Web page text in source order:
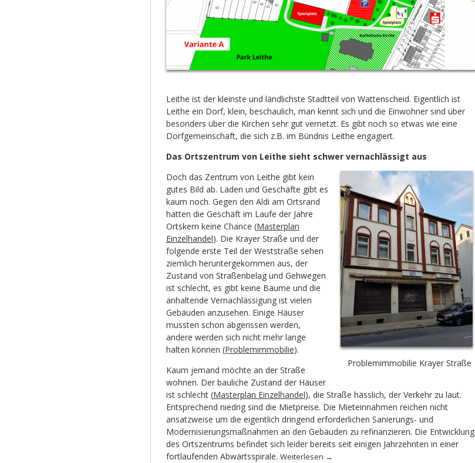
Leithe ist der kleinste und ländlichste Stadtteil von Wattenscheid. Eigentlich ist
Leithe ein Dorf, klein, beschaulich, man kennt sich und die Einwohner sind über
besonders über die Kirchen sehr gut vernetzt. Es gibt noch so etwas wie eine
Dorfgemeinschaft, die sich z.B. im Bündnis Leithe engagiert.
Das Ortszentrum von Leithe sieht schwer vernachlässigt aus
Problemimmobilie Krayer Straße
Doch das Zentrum von Leithe gibt kein
gutes Bild ab. Läden und Geschäfte gibt es
kaum noch. Gegen den Aldi am Ortsrand
hatten die Geschäft im Laufe der Jahre
Ortskern keine Chance (Masterplan
Einzelhandel). Die Krayer Straße und der
folgende erste Teil der Weststraße sehen
ziemlich heruntergekommen aus, der
Zustand von Straßenbelag und Gehwegen
ist schlecht, es gibt keine Bäume und die
anhaltende Vernachlässigung ist vielen
Gebäuden anzusehen. Einige Häuser
mussten schon abgerissen werden,
andere werden sich nicht mehr lange
halten können (Problemimmobilie).
Kaum jemand möchte an der Straße
wohnen. Der bauliche Zustand der Häuser
ist schlecht (Masterplan Einzelhandel), die Straße hässlich, der Verkehr zu laut.
Entsprechend niedrig sind die Mietpreise. Die Mieteinnahmen reichen nicht
ansatzweise um die eigentlich dringend erforderlichen Sanierungs- und
Modernisierungsmaßnahmen an den Gebäuden zu refinanzieren. Die Entwicklung
des Ortszentrums befindet sich leider bereits seit einigen Jahrzehnten in einer
fortlaufenden Abwärtsspirale. Weiterlesen →